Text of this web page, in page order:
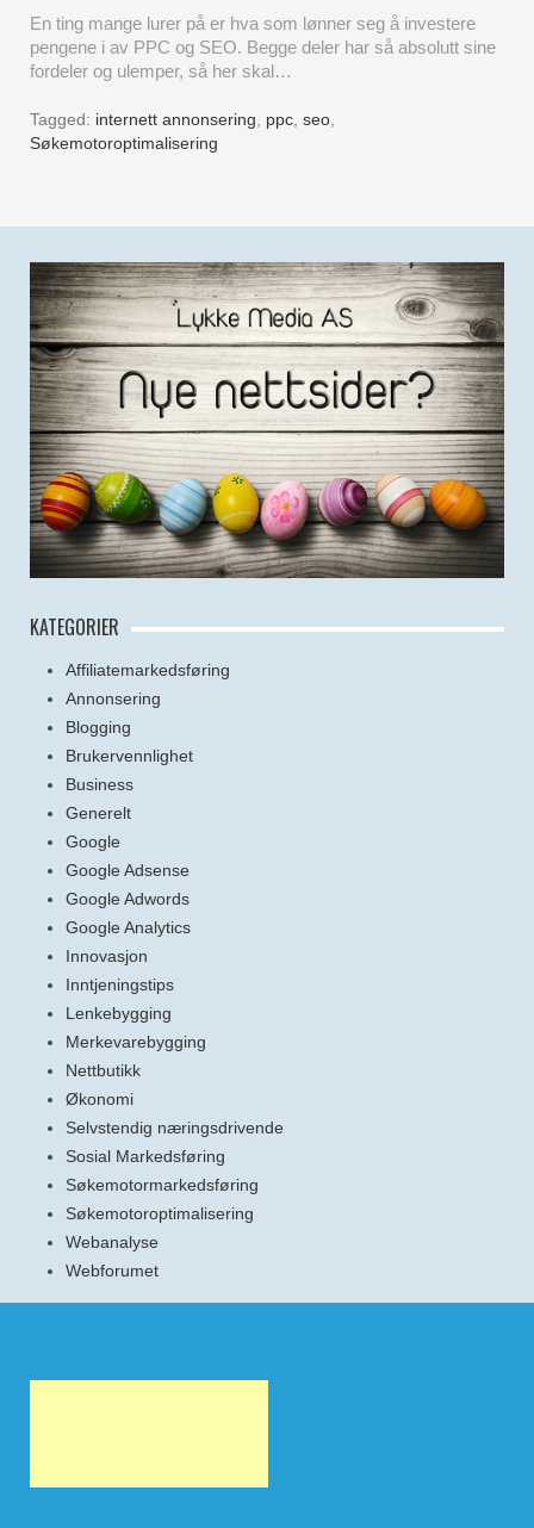
En ting mange lurer på er hva som lønner seg å investere
pengene i av PPC og SEO. Begge deler har så absolutt sine
fordeler og ulemper, så her skal…
Tagged: internett annonsering ppc seo
Søkemotoroptimalisering
KATEGORIER
Affiliatemarkedsføring
Annonsering
Blogging
Brukervennlighet
Business
Generelt
Google
Google Adsense
Google Adwords
Google Analytics
Innovasjon
Inntjeningstips
Lenkebygging
Merkevarebygging
Nettbutikk
Økonomi
Selvstendig næringsdrivende
Sosial Markedsføring
Søkemotormarkedsføring
Søkemotoroptimalisering
Webanalyse
Webforumet